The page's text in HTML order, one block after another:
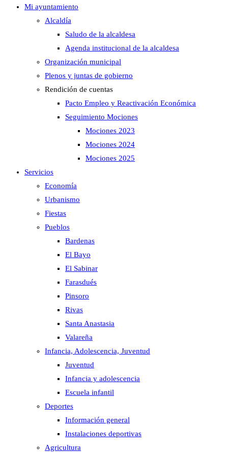
Mi ayuntamiento
Alcaldía
Saludo de la alcaldesa
Agenda institucional de la alcaldesa
Organización municipal
Plenos y juntas de gobierno
Rendición de cuentas
Pacto Empleo y Reactivación Económica
Seguimiento Mociones
Mociones 2023
Mociones 2024
Mociones 2025
Servicios
Economía
Urbanismo
Fiestas
Pueblos
Bardenas
El Bayo
El Sabinar
Farasdués
Pinsoro
Rivas
Santa Anastasia
Valareña
Infancia, Adolescencia, Juventud
Juventud
Infancia y adolescencia
Escuela infantil
Deportes
Información general
Instalaciones deportivas
Agricultura